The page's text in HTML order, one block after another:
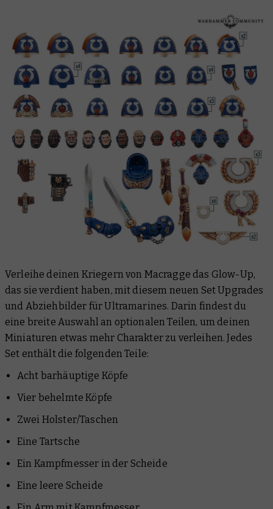
Verleihe deinen Kriegern von Macragge das Glow-Up,
das sie verdient haben, mit diesem neuen Set Upgrades
und Abziehbilder für Ultramarines. Darin findest du
eine breite Auswahl an optionalen Teilen, um deinen
Miniaturen etwas mehr Charakter zu verleihen. Jedes
Set enthält die folgenden Teile:
Acht barhäuptige Köpfe
Vier behelmte Köpfe
Zwei Holster/Taschen
Eine Tartsche
Ein Kampfmesser in der Scheide
Eine leere Scheide